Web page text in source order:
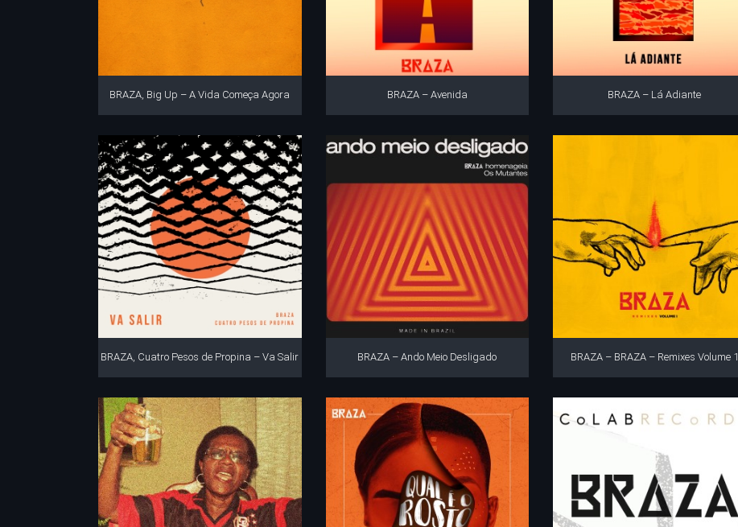
BRAZA, Big Up – A Vida Começa Agora BRAZA – Avenida BRAZA – Lá Adiante
BRAZA, Cuatro Pesos de Propina – Va Salir BRAZA – Ando Meio Desligado BRAZA – BRAZA – Remixes Volume 1